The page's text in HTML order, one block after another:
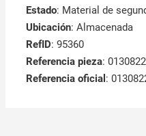
Estado: Material de
Ubicación: Almacenada
RefID: 95360
Referencia pieza:
Referencia oficial :